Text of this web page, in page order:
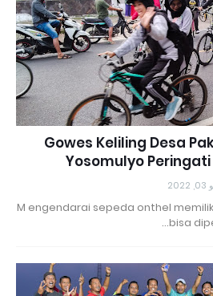
Gowes Keliling Desa
Yosomulyo
" M engendarai sepeda onthel
bisa